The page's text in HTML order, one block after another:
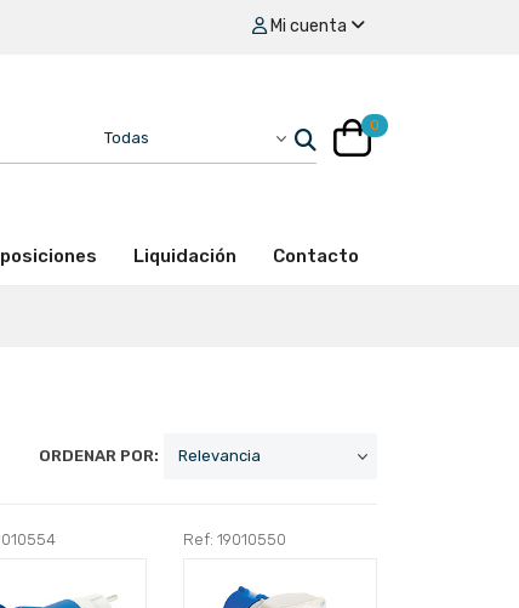
Mi cuenta
0
Liquidación Contacto
ORDENAR POR:
Ref: 19010550